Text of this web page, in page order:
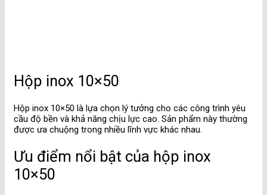
Hộp inox 10×50
Hộp inox 10×50 là lựa chọn lý tưởng cho các công trình yêu
cầu độ bền và khả năng chịu lực cao. Sản phẩm này thường
được ưa chuộng trong nhiều lĩnh vực khác nhau.
Ưu điểm nổi bật của hộp inox
10×50